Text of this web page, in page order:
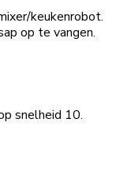
keukenrobot.
op te vangen.
snelheid 10.